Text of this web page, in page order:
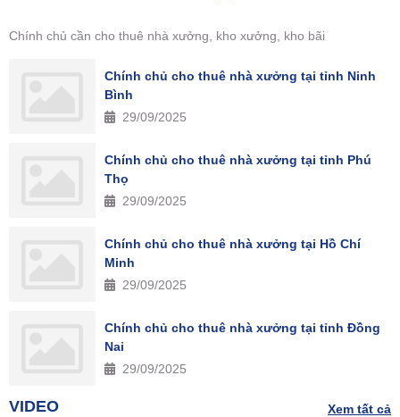
Chính chủ cần cho thuê nhà xưởng, kho xưởng, kho bãi
Chính chủ cho thuê nhà xưởng tại tỉnh Ninh
Bình
29/09/2025
Chính chủ cho thuê nhà xưởng tại tỉnh Phú
Thọ
29/09/2025
Chính chủ cho thuê nhà xưởng tại Hồ Chí
Minh
29/09/2025
Chính chủ cho thuê nhà xưởng tại tỉnh Đồng
Nai
29/09/2025
VIDEO Xem tất cả